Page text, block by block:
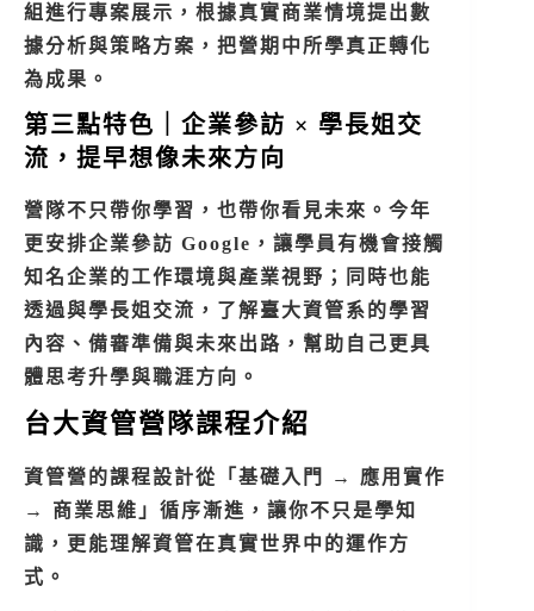
組進行專案展示，根據真實商業情境提出數
據分析與策略方案，把營期中所學真正轉化
為成果。
第三點特色｜企業參訪 × 學長姐交
流，提早想像未來方向
營隊不只帶你學習，也帶你看見未來。今年
更安排企業參訪 Google，讓學員有機會接觸
知名企業的工作環境與產業視野；同時也能
透過與學長姐交流，了解臺大資管系的學習
內容、備審準備與未來出路，幫助自己更具
體思考升學與職涯方向。
台大資管營隊課程介紹
資管營的課程設計從「基礎入門 → 應用實作
→ 商業思維」循序漸進，讓你不只是學知
識，更能理解資管在真實世界中的運作方
式。